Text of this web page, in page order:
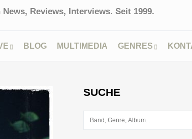
Reviews, Interviews. Seit 1999.
BLOG MULTIMEDIA GENRES
SUCHE